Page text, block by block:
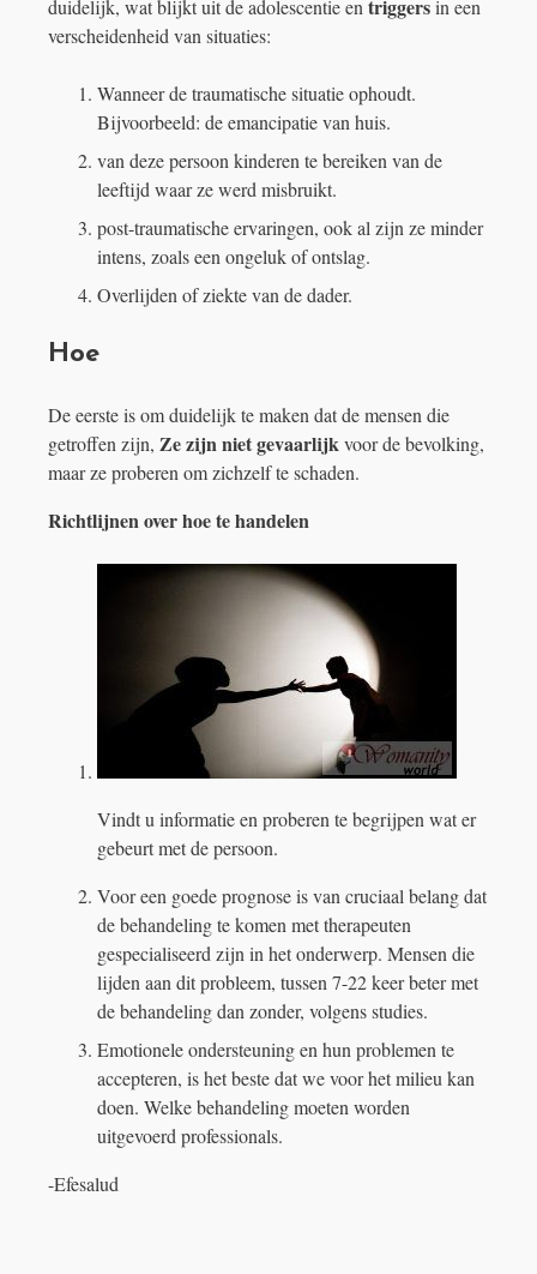
duidelijk, wat blijkt uit de adolescentie entriggersin een
verscheidenheid van situaties:
Wanneer de traumatische situatie ophoudt.
Bijvoorbeeld: de emancipatie van huis.
van deze persoon kinderen te bereiken van de
leeftijd waar ze werd misbruikt.
post-traumatische ervaringen, ook al zijn ze minder
intens, zoals een ongeluk of ontslag.
Overlijden of ziekte van de dader.
Hoe
De eerste is om duidelijk te maken dat de mensen die
getroffen zijn, Ze zijn niet gevaarlijkvoor de bevolking,
maar ze proberen om zichzelf te schaden.
Richtlijnen over hoe te handelen
Vindt u informatie en proberen te begrijpen wat er
gebeurt met de persoon.
Voor een goede prognose is van cruciaal belang dat
de behandeling te komen met therapeuten
gespecialiseerd zijn in het onderwerp. Mensen die
lijden aan dit probleem, tussen 7-22 keer beter met
de behandeling dan zonder, volgens studies.
Emotionele ondersteuning en hun problemen te
accepteren, is het beste dat we voor het milieu kan
doen. Welke behandeling moeten worden
uitgevoerd professionals.
-Efesalud